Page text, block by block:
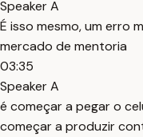
Speaker A
É isso mesmo, um erro
mercado de mentoria
03:35
Speaker A
é começar a pegar o
começar a produzir